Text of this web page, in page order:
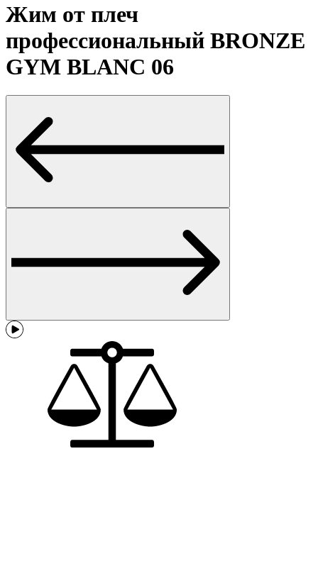
Жим от плеч
профессиональный BRONZE
GYM BLANC 06